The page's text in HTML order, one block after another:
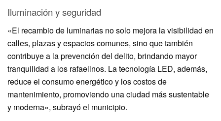
Iluminación y seguridad
«El recambio de luminarias no solo mejora la visibilidad en
calles, plazas y espacios comunes, sino que también
contribuye a la prevención del delito, brindando mayor
tranquilidad a los rafaelinos. La tecnología LED, además,
reduce el consumo energético y los costos de
mantenimiento, promoviendo una ciudad más sustentable
y moderna», subrayó el municipio.